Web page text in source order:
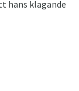
hans klagande